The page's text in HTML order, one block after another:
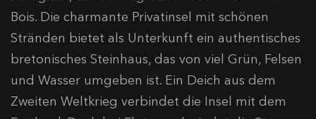
Bois. Die charmante Privatinsel mit schönen
Stränden bietet als Unterkunft ein authentisches
bretonisches Steinhaus, das von viel Grün, Felsen
und Wasser umgeben ist.​ Ein Deich aus dem
Zweiten Weltkrieg verbindet die Insel mit dem